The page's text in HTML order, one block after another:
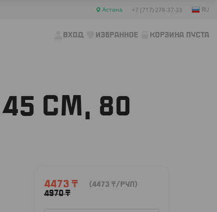
Астана +7 (717) 278-37-33 RU
ВХОД ИЗБРАННОЕ КОРЗИНА ПУСТА
СМ, 80
4473 ₸
4970₸
(4473 ₸/РУЛ)